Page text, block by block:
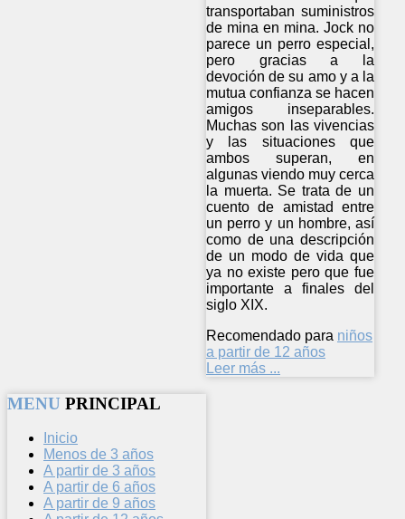
transportaban suministros
de mina en mina. Jock no
parece un perro especial,
pero gracias a la
devoción de su amo y a la
mutua confianza se hacen
amigos inseparables.
Muchas son las vivencias
y las situaciones que
ambos superan, en
algunas viendo muy cerca
la muerta. Se trata de un
cuento de amistad entre
un perro y un hombre, así
como de una descripción
de un modo de vida que
ya no existe pero que fue
importante a finales del
siglo XIX.
Recomendado para niños
a partir de 12 años
Leer más ...
MENU PRINCIPAL
Inicio
Menos de 3 años
A partir de 3 años
A partir de 6 años
A partir de 9 años